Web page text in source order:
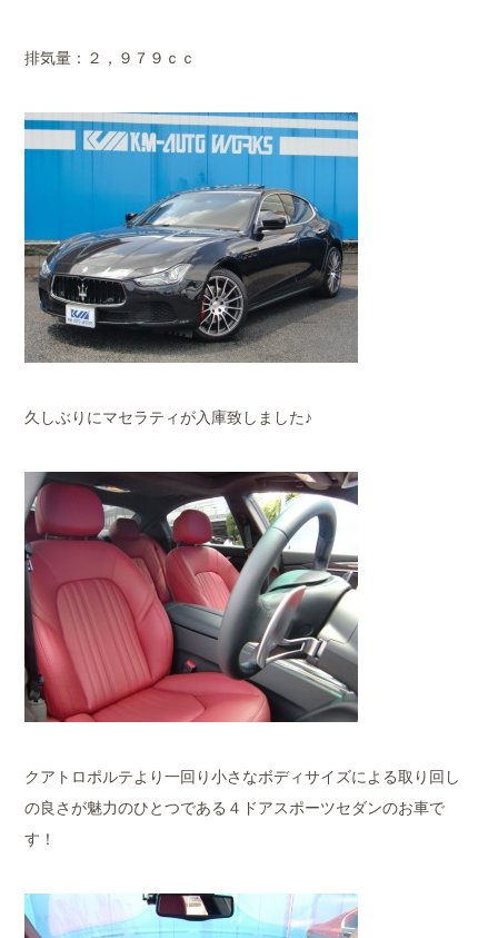
排気量：２，９７９ｃｃ
久しぶりにマセラティが入庫致しました♪
クアトロポルテより一回り小さなボディサイズによる取り回し
の良さが魅力のひとつである４ドアスポーツセダンのお車で
す！